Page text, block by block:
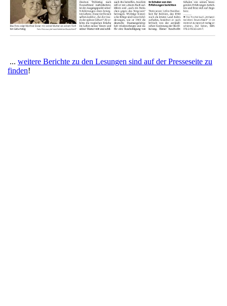
... weitere Berichte zu den Lesungen sind auf der Presseseite zu
finden!